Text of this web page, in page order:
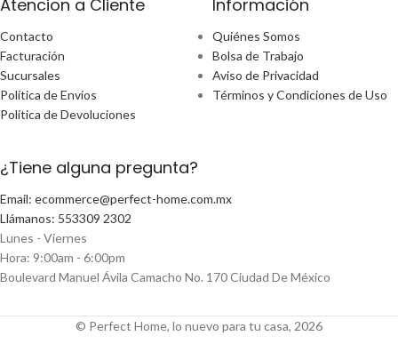
Atencion a Cliente
Contacto
Facturación
Sucursales
Política de Envíos
Política de Devoluciones
Información
Quiénes Somos
Bolsa de Trabajo
Aviso de Privacidad
Términos y Condiciones de Uso
¿Tiene alguna pregunta?
Email: ecommerce@perfect-home.com.mx
Llámanos: 553309 2302
Lunes - Viernes
Hora: 9:00am - 6:00pm
Boulevard Manuel Ávila Camacho No. 170 Ciudad De México
© Perfect Home, lo nuevo para tu casa, 2026